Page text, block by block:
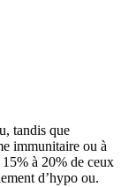
tandis que
immunitaire ou à
à 20% de ceux
d’hypo ou.